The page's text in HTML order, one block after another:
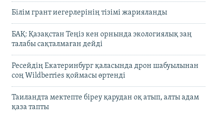
Білім грант иегерлерінің тізімі жарияланды
БАҚ: Қазақстан Теңіз кен орнында экологиялық заң
талабы сақталмаған дейді
Ресейдің Екатеринбург қаласында дрон шабуылынан
соң Wildberries қоймасы өртенді
Таиландта мектепте біреу қарудан оқ атып, алты адам
қаза тапты